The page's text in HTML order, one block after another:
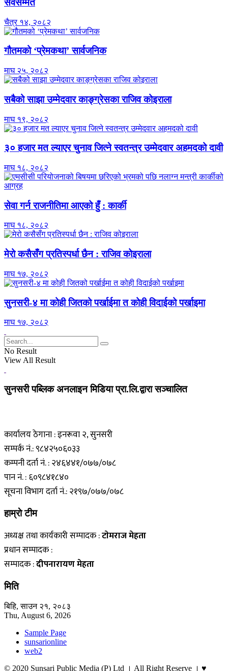
सर्वसम्मत
चैत्र १४, २०८२
गौतमको ‘प्रेमकथा’ सार्वजनिक
माघ २५, २०८२
सबैको साझा उम्मेदवार काङ्ग्रेसका राजिव कोइराला
माघ १९, २०८२
३० हजार मत ल्याएर चुनाव जित्ने स्वतन्त्र उम्मेदवार अहमदको दावी
माघ १८, २०८२
सेवा गर्न राजनीतिमा आएको हुँ : कार्की
माघ १८, २०८२
मेरो कसैसँग प्रतिस्पर्धा छैन : राजिव कोइराला
माघ १७, २०८२
सुनसरी-४ मा कोही जितको पर्खाईमा त कोही विदाईको पर्खाइमा
माघ १७, २०८२
No Result
View All Result
सुनसरी पब्लिक अनलाइन मिडिया प्रा.लि.द्वारा सञ्चालित
कार्यालय ठेगाना : इनरूवा २, सुनसरी
सम्पर्क नं.: ९८४२५०६०३३
कम्पनी दर्ता नं. : २४६४४१/०७७/०७८
पान नं. : ६०९८४१८४०
सूचना विभाग दर्ता नं.: २१९७/०७७/०७८
हाम्राे टीम
अध्यक्ष तथा कार्यकारी सम्पादक :टाेमराज मेहता
प्रधान सम्पादक :
सम्पादक :दीपनारायण मेहता
मिति
बिहि, साउन २१, २०८३
Thu, August 6, 2026
Sample Page
sunsarionline
web2
© 2020 Sunsari Public Media (P) Ltd । All Right Reserve । ♥